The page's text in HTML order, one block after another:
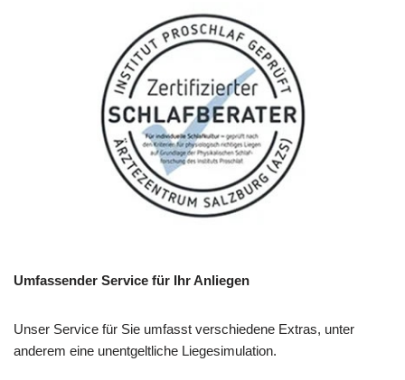
Umfassender Service für Ihr Anliegen
Unser Service für Sie umfasst verschiedene Extras, unter
anderem eine unentgeltliche Liegesimulation.